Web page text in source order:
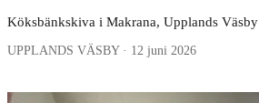
Köksbänkskiva i Makrana, Upplands Väsby
UPPLANDS VÄSBY · 12 juni 2026